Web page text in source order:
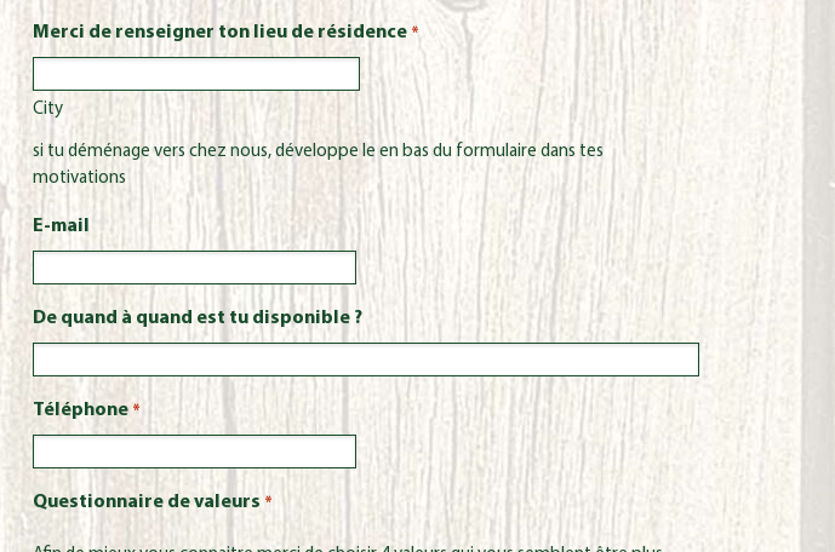
Merci de renseigner ton lieu de résidence *
City
si tu déménage vers chez nous, développe le en bas du formulaire dans tes
motivations
E-mail
De quand à quand est tu disponible ?
Téléphone *
Questionnaire de valeurs *